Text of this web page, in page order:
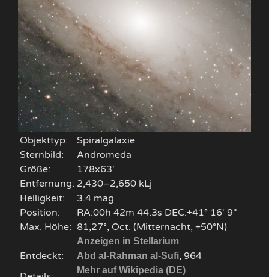
Objekttyp:
Spiralgalaxie
Sternbild:
Andromeda
Größe:
178x63'
Entfernung: 2,430–2,650 kLj
Helligkeit:
3.4 mag
Position:
RA:00h 42m 44.3s DEC:+41° 16′ 9″
Max. Höhe: 81,27°, Oct. (Mitternacht, +50°N)
Anzeigen in Stellarium
Entdeckt: Abd al-Rahman al-Sufi, 964
Mehr auf Wikipedia (DE)